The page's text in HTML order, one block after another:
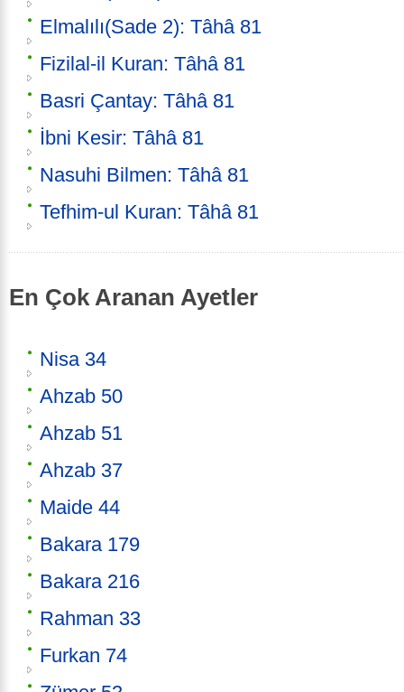
Elmalılı(Sade 2): Tâhâ 81
Fizilal-il Kuran: Tâhâ 81
Basri Çantay: Tâhâ 81
İbni Kesir: Tâhâ 81
Nasuhi Bilmen: Tâhâ 81
Tefhim-ul Kuran: Tâhâ 81
En Çok Aranan Ayetler
Nisa 34
Ahzab 50
Ahzab 51
Ahzab 37
Maide 44
Bakara 179
Bakara 216
Rahman 33
Furkan 74